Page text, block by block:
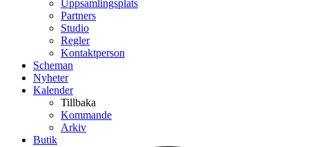
Uppsamlingsplats
Partners
Studio
Regler
Kontaktperson
Scheman
Nyheter
Kalender
Tillbaka
Kommande
Arkiv
Butik